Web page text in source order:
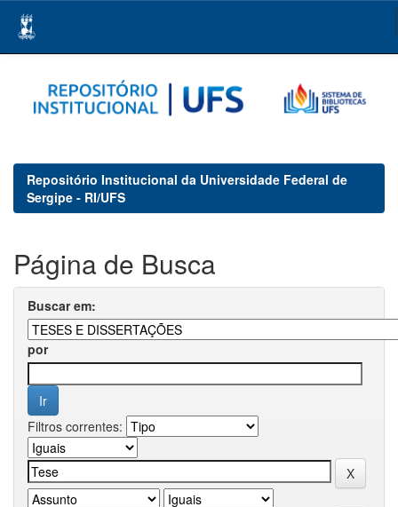
navigation
Repositório Institucional da Universidade Federal de
Sergipe - RI/UFS
Página de Busca
Buscar em:
por
Filtros correntes: